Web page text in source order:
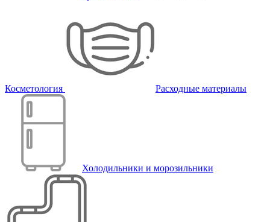
Косметология Расходные материалы
Холодильники и морозильники